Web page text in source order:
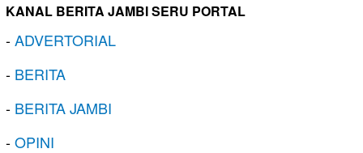
KANAL BERITA JAMBI SERU PORTAL
-ADVERTORIAL
- BERITA
- BERITA JAMBI
-OPINI